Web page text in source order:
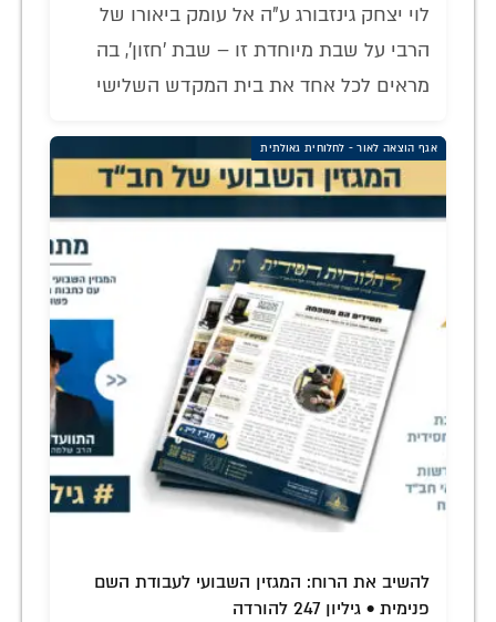
לוי יצחק גינזבורג ע"ה אל עומק ביאורו של
הרבי על שבת מיוחדת זו – שבת 'חזון', בה
מראים לכל אחד את בית המקדש השלישי
אגף הוצאה לאור - לחלוחית גאולתית
להשיב את הרוח: המגזין השבועי לעבודת השם
פנימית • גיליון 247 להורדה